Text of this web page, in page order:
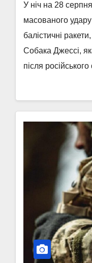
У ніч на 28
масованого
балістичні
Собака Джессі,
після